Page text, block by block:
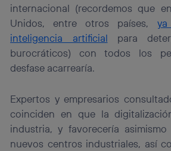
internacional (recordemos que
Unidos, entre otros países,
inteligencia artificial para
burocráticos) con todos los
desfase acarrearía.
Expertos y empresarios
coinciden en que la
industria, y favorecería
nuevos centros industriales, así
Puedes gestionar los
“Administrar Utiq” en la parte inferior
visitando el portal de privacidad de
(“consenthub”). Para más
la política de privacidad de Utiq